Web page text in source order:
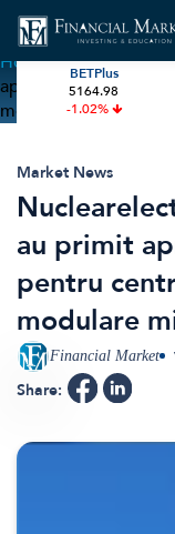
Home»
aprobarea de la
modulare mici
PIATA DE CAPITAL
Investiții
International
BVB Recap
Bursa
Acțiunea Zilei
Brokeri
Artificial Intelligence
BETPlus
5164.98
-1.02%
Market News
au primit
pentru
modulare
Financial Market
Share: